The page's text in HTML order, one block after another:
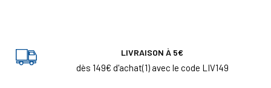
LIVRAISON À 5€
dès 149€ d'achat(1) avec le code LIV149